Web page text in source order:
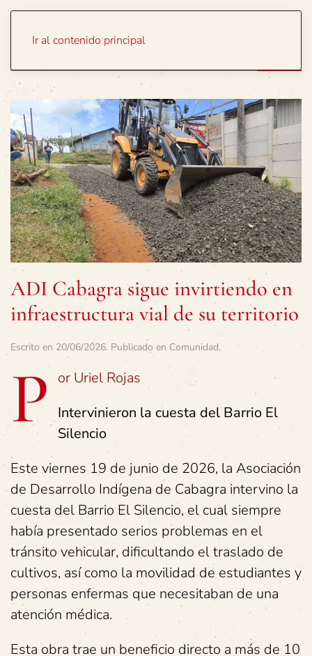
Ir al contenido principal
ADI Cabagra sigue invirtiendo en
infraestructura vial de su territorio
Escrito en 20/06/2026. Publicado en Comunidad.
P
or Uriel Rojas
Intervinieron la cuesta del Barrio El
Silencio
Este viernes 19 de junio de 2026, la Asociación
de Desarrollo Indígena de Cabagra intervino la
cuesta del Barrio El Silencio, el cual siempre
había presentado serios problemas en el
tránsito vehicular, dificultando el traslado de
cultivos, así como la movilidad de estudiantes y
personas enfermas que necesitaban de una
atención médica.
Esta obra trae un beneficio directo a más de 10